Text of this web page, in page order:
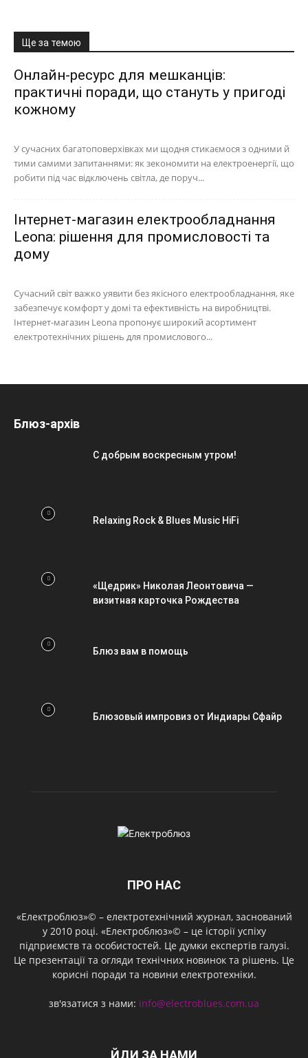
Ще за темою
Онлайн-ресурс для мешканців:
практичні поради, що стануть у пригоді
кожному
У сучасних багатоповерхівках ми щодня стикаємося з одними й
тими самими запитаннями: як зекономити на електроенергії, що
робити під час відключень світла, де поруч...
Інтернет-магазин електрообладнання
Leona: рішення для промисловості та
дому
Сучасний світ важко уявити без якісного електрообладнання, яке
забезпечує комфорт у домі та ефективність на виробництві.
Інтернет-магазин Leona пропонує широкий асортимент
електротехнічних рішень для промислового...
Блюз-архів
С добрым воскресным утром!
Relaxing Rock & Blues Music HiFi
«Щедрик» Николая Леонтовича —
визитная карточка Рождества
Блюз вам в помощь
Блюзовый импровиз от Индиары Сфайр
ПРО НАС
«Електроблюз»© – електротехнічний журнал, заснований
у 2010 році. «Електроблюз»© – це історії успіху
підприємств та особистостей. Це думки експертів галузі.
Це презентації та огляди технічних новинок та рішень. Це
корисні поради та новини електротехніки.
зв'язатися з нами: info@electroblues.com.ua
ЙДИ ЗА НАМИ